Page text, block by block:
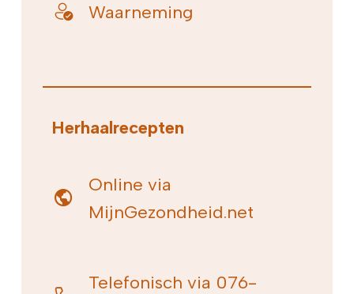
Waarneming
Herhaalrecepten
Online via
MijnGezondheid.net
Telefonisch via 076-